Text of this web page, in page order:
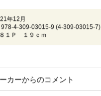
年12月
978-4-309-03015-9 (4-309-03015-7)
１Ｐ １９ｃｍ
カーからのコメント